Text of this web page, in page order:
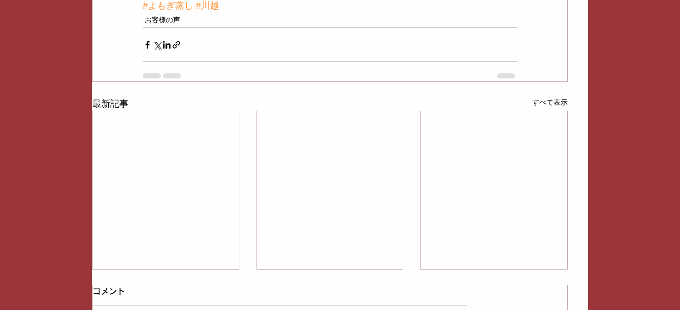
#よもぎ蒸し #川越
お客様の声
最新記事 すべて表示
コメント